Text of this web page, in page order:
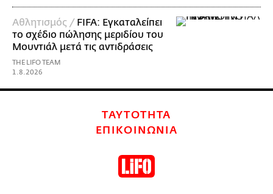
Αθλητισμός / FIFA: Εγκαταλείπει
το σχέδιο πώλησης μεριδίου του
Μουντιάλ μετά τις αντιδράσεις
THE LIFO TEAM
1.8.2026
ΤΑΥΤΟΤΗΤΑ
ΕΠΙΚΟΙΝΩΝΙΑ